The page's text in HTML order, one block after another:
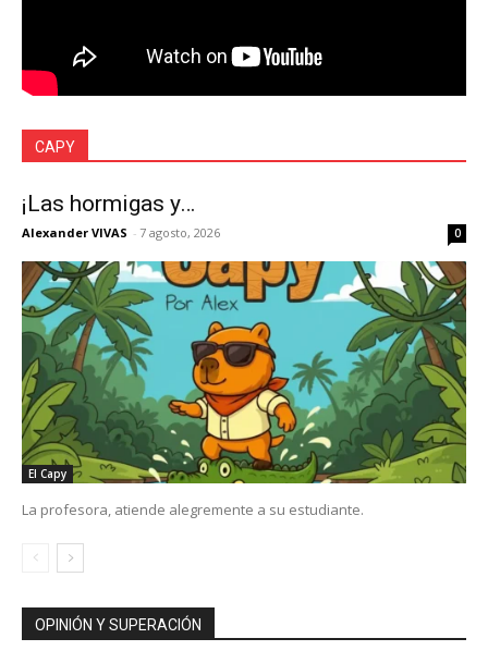
CAPY
¡Las hormigas y…
Alexander VIVAS - 7 agosto, 2026 0
El Capy
La profesora, atiende alegremente a su estudiante.
OPINIÓN Y SUPERACIÓN